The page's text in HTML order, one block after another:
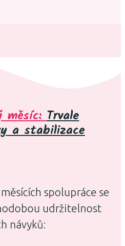
měsíc:Trvale
a stabilizace
spolupráce se
udržitelnost
návyků: